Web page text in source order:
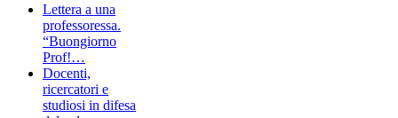
Lettera a una
professoressa.
“Buongiorno
Prof!…
Docenti,
ricercatori e
studiosi in difesa